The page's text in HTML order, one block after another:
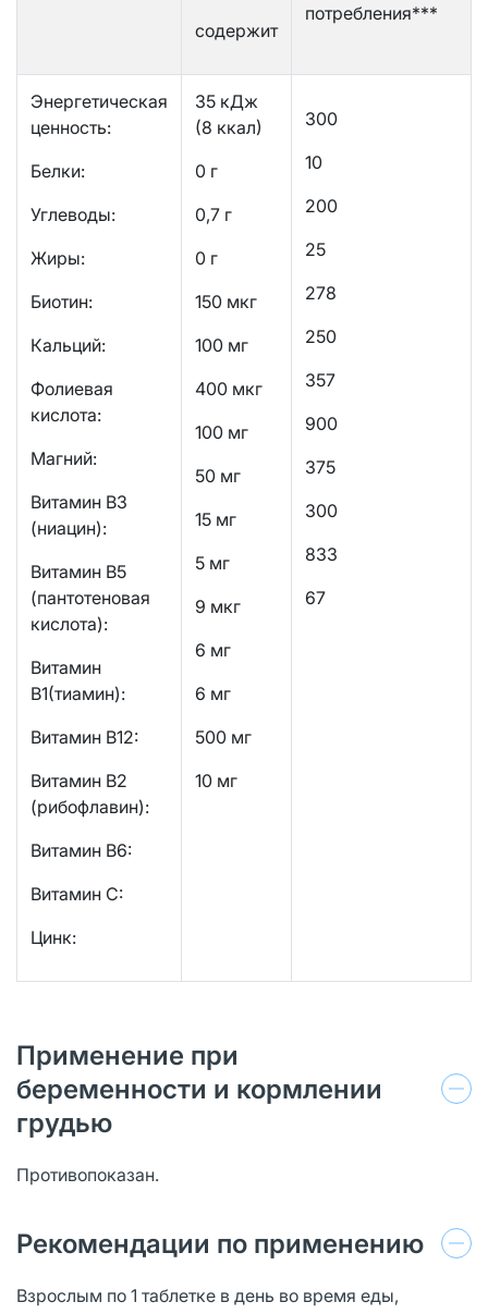
содержит
потребления***
Энергетическая
ценность:
Белки:
Углеводы:
Жиры:
Биотин:
Кальций:
Фолиевая
кислота:
Магний:
Витамин В3
(ниацин):
Витамин В5
(пантотеновая
кислота):
Витамин
B1(тиамин):
Витамин B12:
Витамин B2
(рибофлавин):
Витамин B6:
Витамин С:
Цинк:
35 кДж
(8 ккал)
0 г
0,7 г
0 г
150 мкг
100 мг
400 мкг
100 мг
50 мг
15 мг
5 мг
9 мкг
6 мг
6 мг
500 мг
10 мг
300
10
200
25
278
250
357
900
375
300
833
67
Применение при
беременности и кормлении
грудью
Противопоказан.
Рекомендации по применению
Взрослым по 1 таблетке в день во время еды,